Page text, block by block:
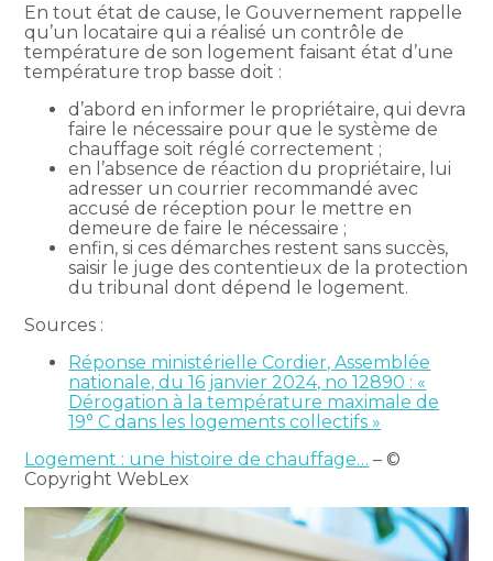
En tout état de cause, le Gouvernement rappelle
qu’un locataire qui a réalisé un contrôle de
température de son logement faisant état d’une
température trop basse doit :
d’abord en informer le propriétaire, qui devra
faire le nécessaire pour que le système de
chauffage soit réglé correctement ;
en l’absence de réaction du propriétaire, lui
adresser un courrier recommandé avec
accusé de réception pour le mettre en
demeure de faire le nécessaire ;
enfin, si ces démarches restent sans succès,
saisir le juge des contentieux de la protection
du tribunal dont dépend le logement.
Sources :
Réponse ministérielle Cordier, Assemblée
nationale, du 16 janvier 2024, no 12890 : «
Dérogation à la température maximale de
19° C dans les logements collectifs »
Logement : une histoire de chauffage… – ©
Copyright WebLex